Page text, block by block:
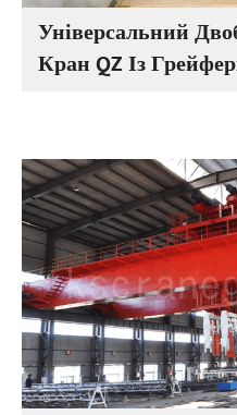
Універсальний
Кран QZ Із